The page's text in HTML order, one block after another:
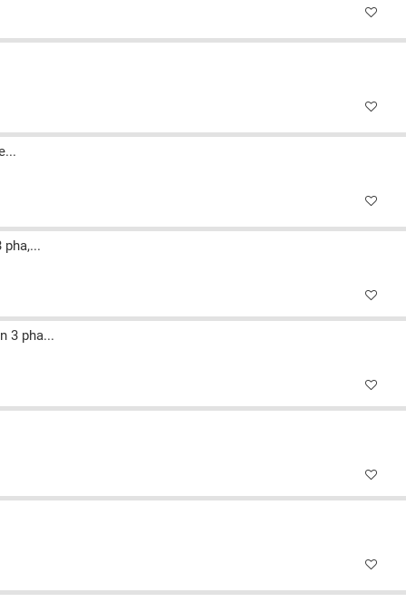
3 pha...